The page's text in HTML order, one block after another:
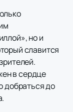
но и
славится
в сердце
добраться до